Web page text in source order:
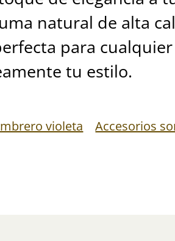
natural de alta
para
tu estilo.
violeta Accesorios